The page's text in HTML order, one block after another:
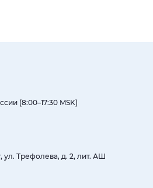
(8:00–17:30 MSK)
ул. Трефолева, д. 2, лит. АШ